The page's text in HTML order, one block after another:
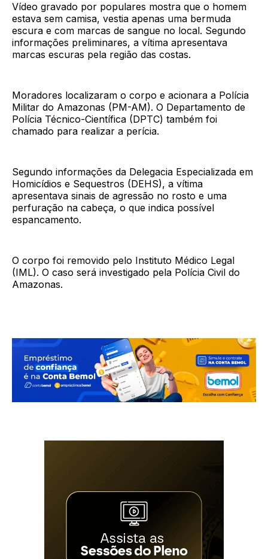
Vídeo gravado por populares mostra que o homem
estava sem camisa, vestia apenas uma bermuda
escura e com marcas de sangue no local. Segundo
informações preliminares, a vítima apresentava
marcas escuras pela região das costas.
Moradores localizaram o corpo e acionara a Polícia
Militar do Amazonas (PM-AM). O Departamento de
Polícia Técnico-Científica (DPTC) também foi
chamado para realizar a perícia.
Segundo informações da Delegacia Especializada em
Homicídios e Sequestros (DEHS), a vítima
apresentava sinais de agressão no rosto e uma
perfuração na cabeça, o que indica possível
espancamento.
O corpo foi removido pelo Instituto Médico Legal
(IML). O caso será investigado pela Polícia Civil do
Amazonas.